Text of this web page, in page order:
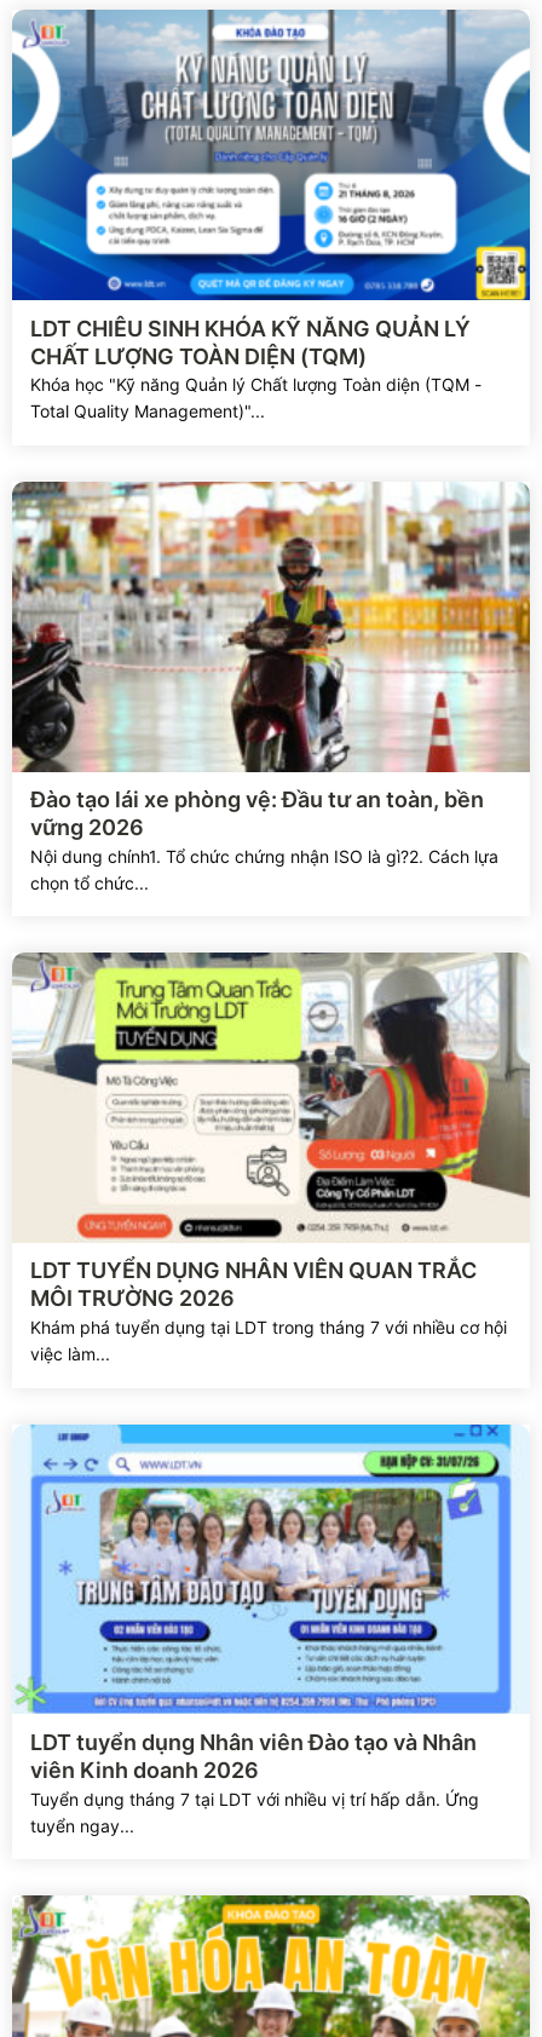
Xem chi tiết
LDT CHIÊU SINH KHÓA KỸ NĂNG QUẢN LÝ
CHẤT LƯỢNG TOÀN DIỆN (TQM)
Khóa học "Kỹ năng Quản lý Chất lượng Toàn diện (TQM -
Total Quality Management)"...
Xem chi tiết
Đào tạo lái xe phòng vệ: Đầu tư an toàn, bền
vững 2026
Nội dung chính1. Tổ chức chứng nhận ISO là gì?2. Cách lựa
chọn tổ chức...
Xem chi tiết
LDT TUYỂN DỤNG NHÂN VIÊN QUAN TRẮC
MÔI TRƯỜNG 2026
Khám phá tuyển dụng tại LDT trong tháng 7 với nhiều cơ hội
việc làm...
Xem chi tiết
LDT tuyển dụng Nhân viên Đào tạo và Nhân
viên Kinh doanh 2026
Tuyển dụng tháng 7 tại LDT với nhiều vị trí hấp dẫn. Ứng
tuyển ngay...